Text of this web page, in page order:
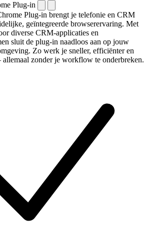
Plug-in
Plug-in brengt je telefonie en CRM
geïntegreerde browserervaring. Met
diverse CRM-applicaties en
sluit de plug-in naadloos aan op jouw
Zo werk je sneller, efficiënter en
zonder je workflow te onderbreken.